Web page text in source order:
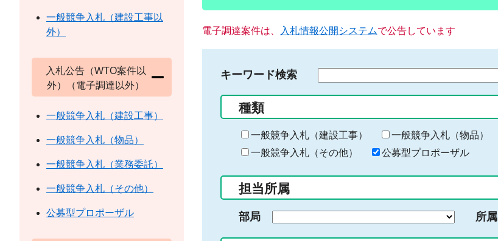
電子調達案件は、 入札情報公開システムで公告しています
キーワード検索
る
キ
ー
ー
入
力
種類
一般競争入札（建設工事） 一般競争入札（物品）
一般競争入札（その他）
公募型プロポーザル
担当所属
部局 所属
一般競争入札（建設工事以
外）
入札公告（WTO案件以
外）（電子調達以外）
一般競争入札（建設工事）
一般競争入札（物品）
一般競争入札（業務委託）
一般競争入札（その他）
公募型プロポーザル